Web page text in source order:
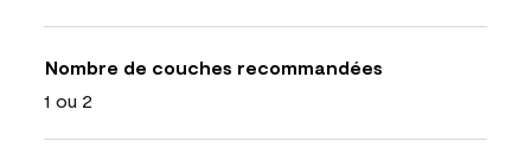
Nombre de couches recommandées
1 ou 2